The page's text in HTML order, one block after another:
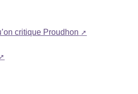
critique Proudhon